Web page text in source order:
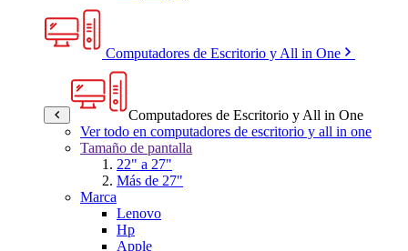
Computadores de Escritorio y All in One
Computadores de Escritorio y All in One
Ver todo en computadores de escritorio y all in one
Tamaño de pantalla
22" a 27"
Más de 27"
Marca
Lenovo
Hp
Apple